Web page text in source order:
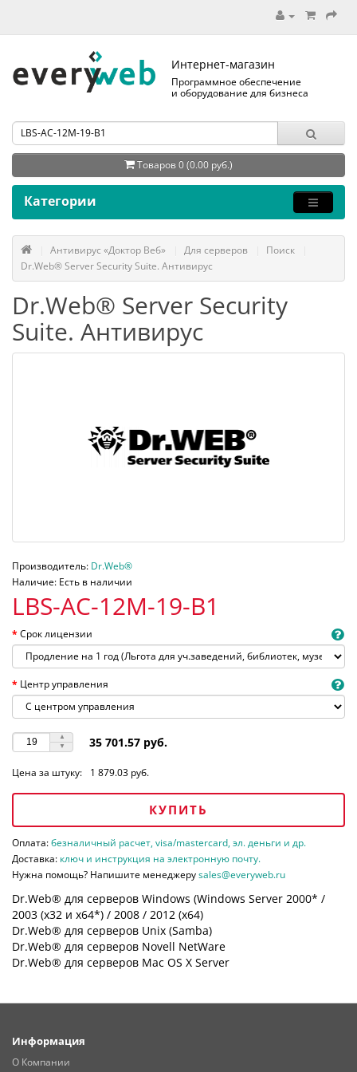
Интернет-магазин
Программное обеспечение
и оборудование для бизнеса
Товаров 0 (0.00 руб.)
Категории
Антивирус «Доктор Веб» Для серверов
Поиск
Dr.Web® Server Security Suite. Антивирус
Dr.Web® Server Security
Suite. Антивирус
Производитель: Dr.Web®
Наличие: Есть в наличии
LBS-AC-12M-19-B1
Срок лицензии
Центр управления
35 701.57 руб.
Цена за штуку: 1 879.03 руб.
КУПИТЬ
Оплата:безналичный расчет, visa/mastercard, эл. деньги и др.
Доставка: ключ и инструкция на электронную почту.
Нужна помощь? Напишите менеджеруsales@everyweb.ru
Dr.Web® для серверов Windows (Windows Server 2000* /
2003 (х32 и х64*) / 2008 / 2012 (х64)
Dr.Web® для серверов Unix (Samba)
Dr.Web® для серверов Novell NetWare
Dr.Web® для серверов Mac OS X Server
Информация
О Компании